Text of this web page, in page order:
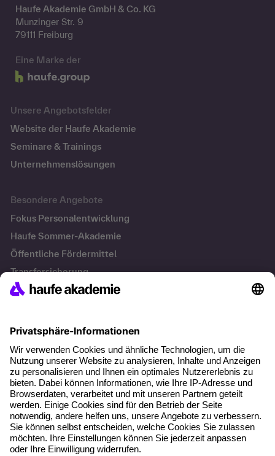
Haufe Akademie GmbH & Co. KG
Munzinger Str. 9
79111 Freiburg
Eine Marke der
Unsere Angebotsfelder
Website der Haufe Akademie
Seminare & Trainings
Unternehmenslösungen
Besondere Angebote
Fokus Personalentwicklung
Haufe Sommer-Akademie
Öffentliche Fördermittel
Transfersicherung
Führung im KI-Zeitalter: Wie Human-AI-Leadership Teams
stark macht
Operatives Personalmanagement: Aufgaben, Prozesse
und Grundlagen im Überblick
KI Texte menschlicher machen und unverwechselbar
bleiben
KI-Projekte zum Erfolg bringen